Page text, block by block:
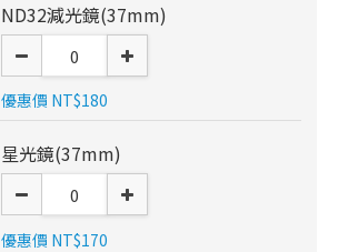
ND32減光鏡(37mm)
優惠價 NT$180
星光鏡(37mm)
優惠價 NT$170